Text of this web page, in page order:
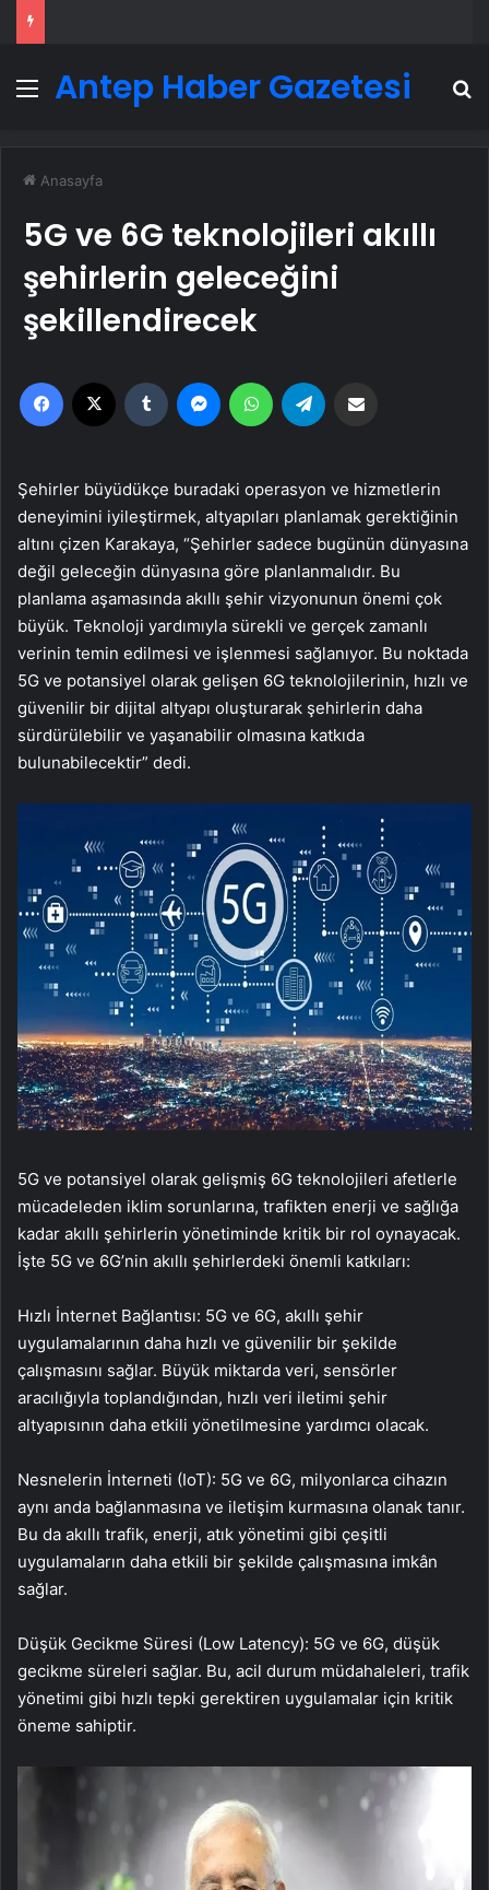
Menü
Antep Haber Gazetesi
Anasayfa
5G ve 6G teknolojileri akıllı
şehirlerin geleceğini
şekillendirecek
Facebook Tumblr MessengerWhatsApp
Şehirler büyüdükçe buradaki operasyon ve hizmetlerin
deneyimini iyileştirmek, altyapıları planlamak gerektiğinin
altını çizen Karakaya, “Şehirler sadece bugünün dünyasına
değil geleceğin dünyasına göre planlanmalıdır. Bu
planlama aşamasında akıllı şehir vizyonunun önemi çok
büyük. Teknoloji yardımıyla sürekli ve gerçek zamanlı
verinin temin edilmesi ve işlenmesi sağlanıyor. Bu noktada
5G ve potansiyel olarak gelişen 6G teknolojilerinin, hızlı ve
güvenilir bir dijital altyapı oluşturarak şehirlerin daha
sürdürülebilir ve yaşanabilir olmasına katkıda
bulunabilecektir” dedi.
5G ve potansiyel olarak gelişmiş 6G teknolojileri afetlerle
mücadeleden iklim sorunlarına, trafikten enerji ve sağlığa
kadar akıllı şehirlerin yönetiminde kritik bir rol oynayacak.
İşte 5G ve 6G’nin akıllı şehirlerdeki önemli katkıları:
Hızlı İnternet Bağlantısı: 5G ve 6G, akıllı şehir
uygulamalarının daha hızlı ve güvenilir bir şekilde
çalışmasını sağlar. Büyük miktarda veri, sensörler
aracılığıyla toplandığından, hızlı veri iletimi şehir
altyapısının daha etkili yönetilmesine yardımcı olacak.
Nesnelerin İnterneti (IoT): 5G ve 6G, milyonlarca cihazın
aynı anda bağlanmasına ve iletişim kurmasına olanak tanır.
Bu da akıllı trafik, enerji, atık yönetimi gibi çeşitli
uygulamaların daha etkili bir şekilde çalışmasına imkân
sağlar.
Düşük Gecikme Süresi (Low Latency): 5G ve 6G, düşük
gecikme süreleri sağlar. Bu, acil durum müdahaleleri, trafik
yönetimi gibi hızlı tepki gerektiren uygulamalar için kritik
öneme sahiptir.